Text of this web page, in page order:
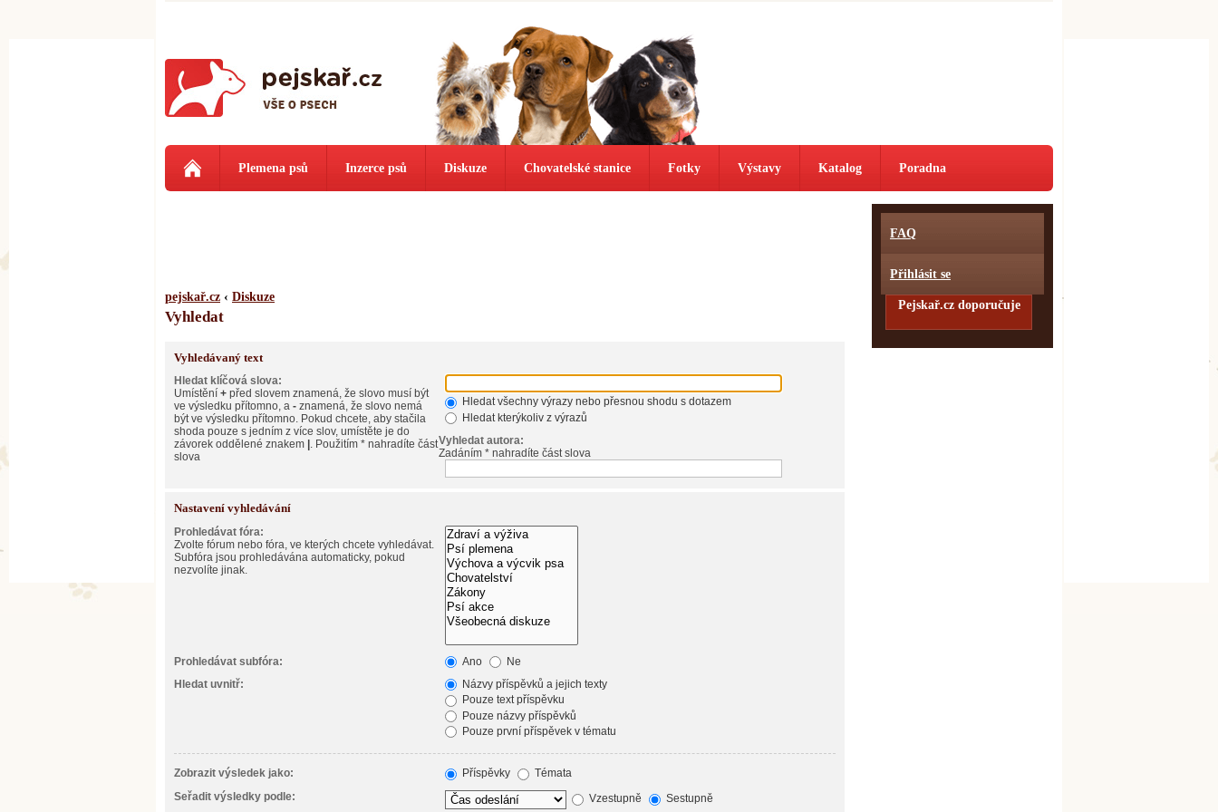
Plemena psů Inzerce psů Diskuze Chovatelské stanice Fotky Výstavy Katalog Poradna
pejskař.cz ‹ Diskuze
Vyhledat
Vyhledávaný text
Hledat klíčová slova:
Umístění + před slovem znamená, že slovo musí být
ve výsledku přítomno, a - znamená, že slovo nemá
být ve výsledku přítomno. Pokud chcete, aby stačila
shoda pouze s jedním z více slov, umístěte je do
závorek oddělené znakem . Použitím * nahradíte část
slova
Hledat všechny výrazy nebo přesnou shodu s dotazem
Hledat kterýkoliv z výrazů
Vyhledat autora:
Zadáním * nahradíte část slova
Nastavení vyhledávání
Prohledávat fóra:
Zvolte fórum nebo fóra, ve kterých chcete vyhledávat.
Subfóra jsou prohledávána automaticky, pokud
nezvolíte jinak.
Prohledávat subfóra: Ano
Ne
Hledat uvnitř:
Názvy příspěvků a jejich texty
Pouze text příspěvku
Pouze názvy příspěvků
Pouze první příspěvek v tématu
Zobrazit výsledek jako: Příspěvky
Témata
Seřadit výsledky podle:
Vzestupně Sestupně
FAQ
Přihlásit se
Pejskař.cz doporučuje